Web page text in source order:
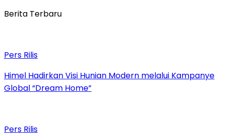
Berita Terbaru
Pers Rilis
Himel Hadirkan Visi Hunian Modern melalui Kampanye
Global “Dream Home”
Pers Rilis